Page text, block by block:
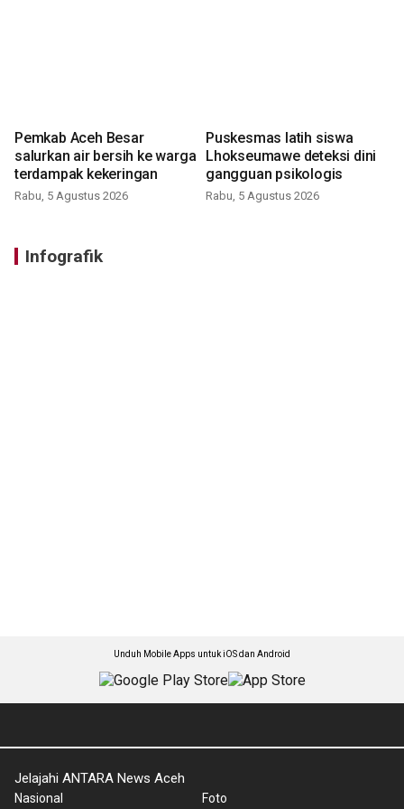
Pemkab Aceh Besar
salurkan air bersih ke warga
terdampak kekeringan
Rabu, 5 Agustus 2026
Puskesmas latih siswa
Lhokseumawe deteksi dini
gangguan psikologis
Rabu, 5 Agustus 2026
Infografik
Unduh Mobile Apps untuk iOS dan Android
Jelajahi ANTARA News Aceh
Nasional Foto